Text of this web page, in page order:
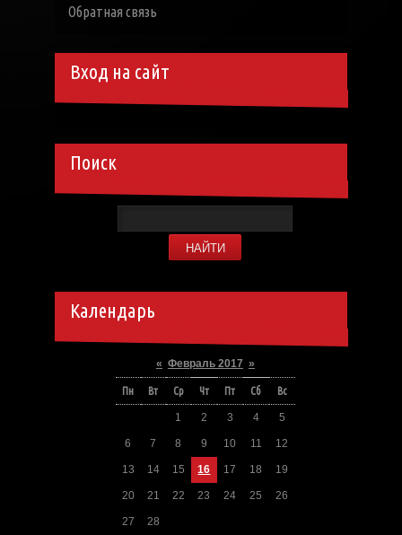
Обратная связь
Вход на сайт
Поиск
Календарь
« Февраль 2017 »
Пн Вт Ср Чт Пт Сб Вс
1 2 3 4 5
6 7 8 9 10 11 12
13 14 15 16 17 18 19
20 21 22 23 24 25 26
27 28